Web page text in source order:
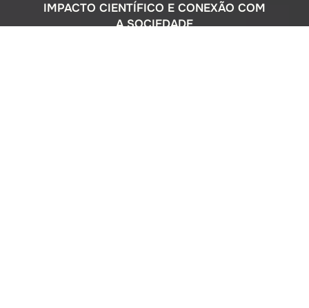
IMPACTO CIENTÍFICO E CONEXÃO COM
A SOCIEDADE